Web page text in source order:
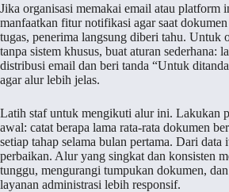
Jika organisasi memakai email atau platform
manfaatkan fitur notifikasi agar saat
tugas, penerima langsung diberi tahu. Untuk
tanpa sistem khusus, buat aturan sederhana:
distribusi email dan beri tanda “Untuk
agar alur lebih jelas.
Latih staf untuk mengikuti alur ini. Lakukan
awal: catat berapa lama rata-rata dokumen
setiap tahap selama bulan pertama. Dari data
perbaikan. Alur yang singkat dan konsisten
tunggu, mengurangi tumpukan dokumen,
layanan administrasi lebih responsif.